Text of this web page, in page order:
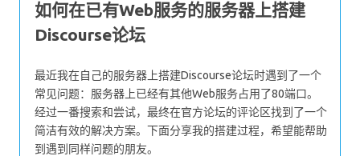
如何在已有Web服务的服务器上搭建
Discourse论坛
最近我在自己的服务器上搭建Discourse论坛时遇到了一个
常见问题：服务器上已经有其他Web服务占用了80端口。
经过一番搜索和尝试，最终在官方论坛的评论区找到了一个
简洁有效的解决方案。下面分享我的搭建过程，希望能帮助
到遇到同样问题的朋友。